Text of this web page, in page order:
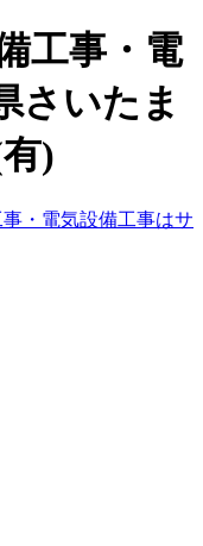
工事・電
さいたま
)